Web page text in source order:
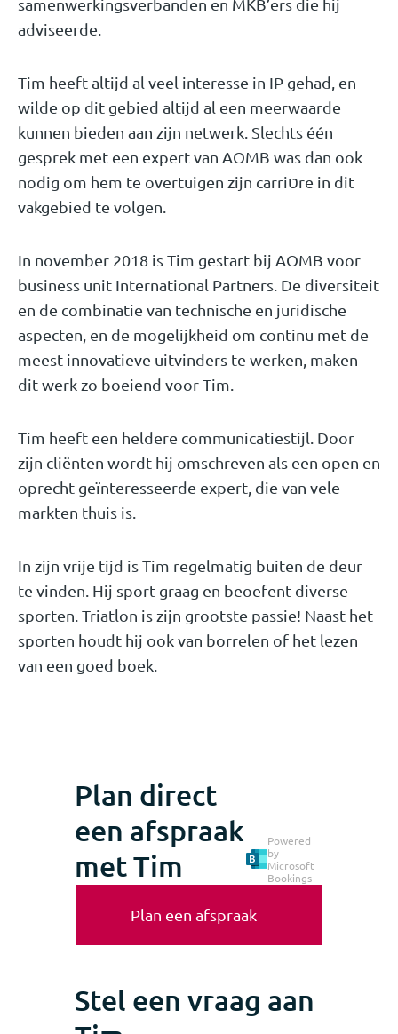
samenwerkingsverbanden en MKB’ers die hij
adviseerde.
Tim heeft altijd al veel interesse in IP gehad, en
wilde op dit gebied altijd al een meerwaarde
kunnen bieden aan zijn netwerk. Slechts één
gesprek met een expert van AOMB was dan ook
nodig om hem te overtuigen zijn carriטre in dit
vakgebied te volgen.
In november 2018 is Tim gestart bij AOMB voor
business unit International Partners. De diversiteit
en de combinatie van technische en juridische
aspecten, en de mogelijkheid om continu met de
meest innovatieve uitvinders te werken, maken
dit werk zo boeiend voor Tim.
Tim heeft een heldere communicatiestijl. Door
zijn cliënten wordt hij omschreven als een open en
oprecht geïnteresseerde expert, die van vele
markten thuis is.
In zijn vrije tijd is Tim regelmatig buiten de deur
te vinden. Hij sport graag en beoefent diverse
sporten. Triatlon is zijn grootste passie! Naast het
sporten houdt hij ook van borrelen of het lezen
van een goed boek.
Plan direct
een afspraak
met Tim
Powered
by
Microsoft
Bookings
Plan een afspraak
Stel een vraag aan